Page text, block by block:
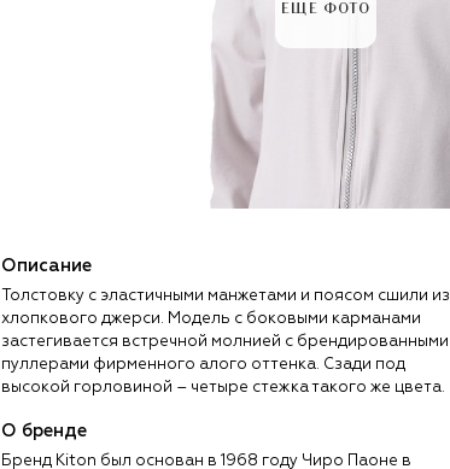
ЕЩЕ ФОТО
Описание
Толстовку с эластичными манжетами и поясом сшили из
хлопкового джерси. Модель с боковыми карманами
застегивается встречной молнией с брендированными
пуллерами фирменного алого оттенка. Сзади под
высокой горловиной – четыре стежка такого же цвета.
О бренде
Бренд Kiton был основан в 1968 году Чиро Паоне в